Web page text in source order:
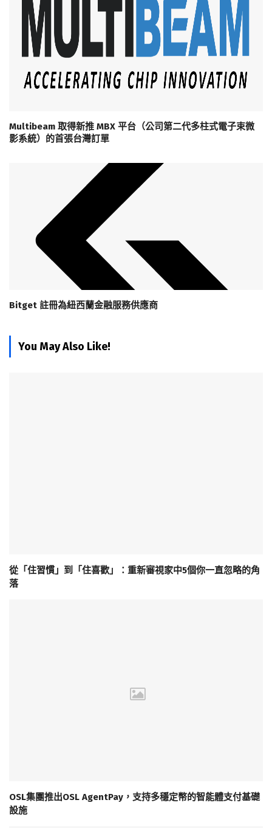
Multibeam 取得新推 MBX 平台（公司第二代多柱式電子束微
影系統）的首張台灣訂單
Bitget 註冊為紐西蘭金融服務供應商
You May Also Like!
從「住習慣」到「住喜歡」：重新審視家中5個你一直忽略的角
落
OSL集團推出OSL AgentPay，支持多穩定幣的智能體支付基礎
設施